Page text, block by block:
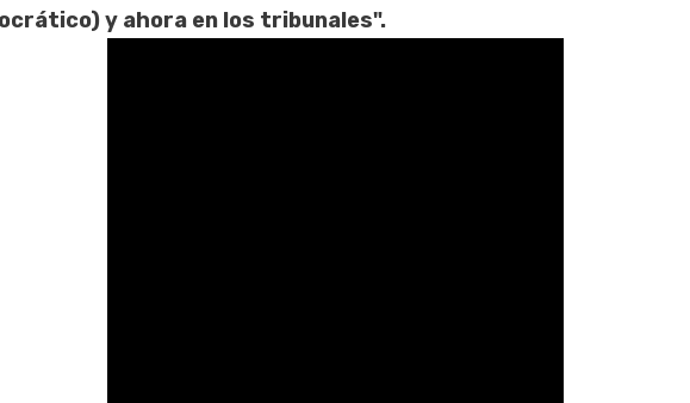
y ahora en los tribunales".